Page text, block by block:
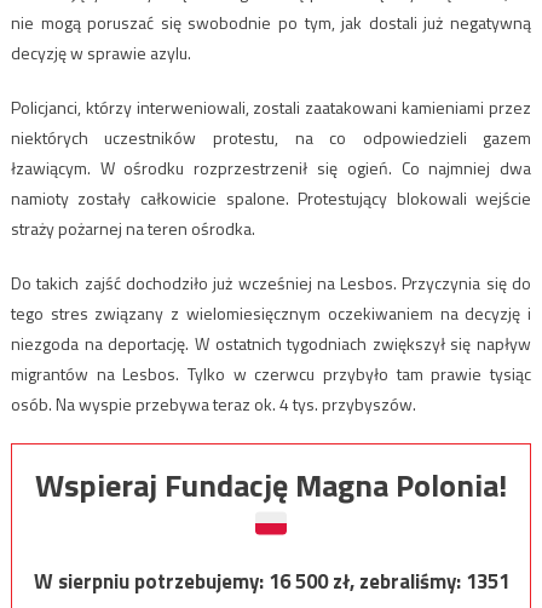
nie mogą poruszać się swobodnie po tym, jak dostali już negatywną
decyzję w sprawie azylu.
Policjanci, którzy interweniowali, zostali zaatakowani kamieniami przez
niektórych uczestników protestu, na co odpowiedzieli gazem
łzawiącym. W ośrodku rozprzestrzenił się ogień. Co najmniej dwa
namioty zostały całkowicie spalone. Protestujący blokowali wejście
straży pożarnej na teren ośrodka.
Do takich zajść dochodziło już wcześniej na Lesbos. Przyczynia się do
tego stres związany z wielomiesięcznym oczekiwaniem na decyzję i
niezgoda na deportację. W ostatnich tygodniach zwiększył się napływ
migrantów na Lesbos. Tylko w czerwcu przybyło tam prawie tysiąc
osób. Na wyspie przebywa teraz ok. 4 tys. przybyszów.
Wspieraj Fundację Magna Polonia!
W sierpniu potrzebujemy:16 500zł, zebraliśmy:1351